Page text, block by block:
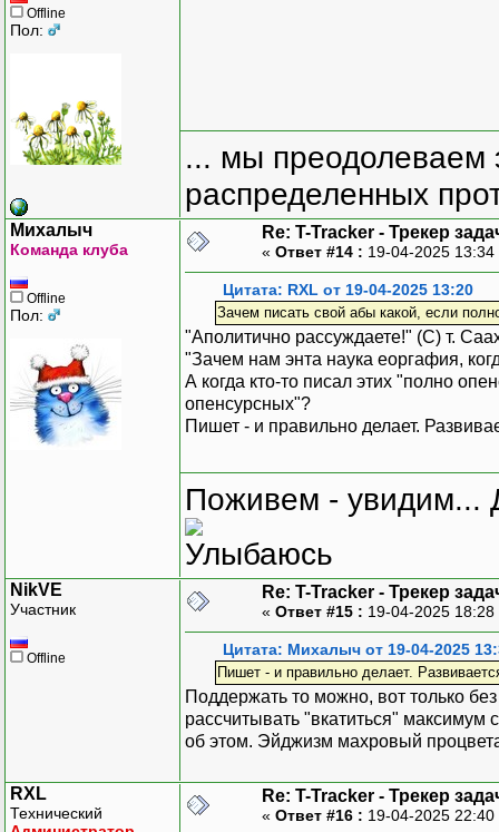
Offline
Пол:
... мы преодолеваем
распределенных
Михалыч
Команда клуба
Offline
Пол:
Re: T-Tracker - Трекер
« Ответ #14 : 19-04-2025
Цитата: RXL от 19-04-2025 13:20
Зачем писать свой абы какой, если
"Аполитично рассуждаете!" (С) т.
"Зачем нам энта наука еоргафия,
А когда кто-то писал этих "полно
опенсурсных"?
Пишет - и правильно делает.
Поживем - увидим...
NikVE
Участник
Offline
Re: T-Tracker - Трекер
« Ответ #15 : 19-04-2025
Цитата: Михалыч от 19-04-2025
Пишет - и правильно делает.
Поддержать то можно, вот только
рассчитывать "вкатиться" максимум
об этом. Эйджизм махровый
RXL
Технический
Re: T-Tracker - Трекер
« Ответ #16 : 19-04-2025